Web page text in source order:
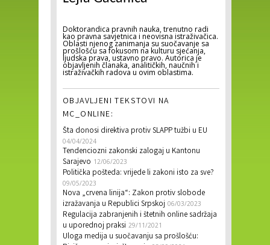
Doktorandica pravnih nauka, trenutno radi
kao pravna savjetnica i neovisna istraživačica.
Oblasti njenog zanimanja su suočavanje sa
prošlošću sa fokusom na kulturu sjećanja,
ljudska prava, ustavno pravo. Autorica je
objavljenih članaka, analitičkih, naučnih i
istraživačkih radova u ovim oblastima.
OBJAVLJENI TEKSTOVI NA
MC_ONLINE:
Šta donosi direktiva protiv SLAPP tužbi u EU
04/04/2024
Tendenciozni zakonski zalogaj u Kantonu
Sarajevo 12/06/2023
Politička pošteda: vrijede li zakoni isto za sve?
09/05/2023
Nova „crvena linija“: Zakon protiv slobode
izražavanja u Republici Srpskoj 06/03/2023
Regulacija zabranjenih i štetnih online sadržaja
u uporednoj praksi 29/11/2021
Uloga medija u suočavanju sa prošlošću: